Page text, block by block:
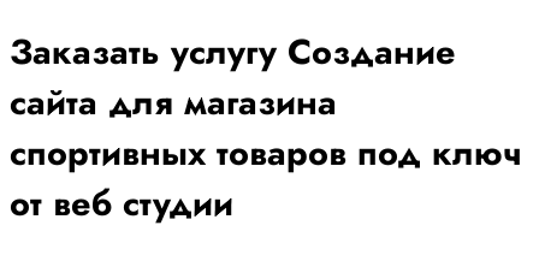
Заказать услугу Создание
сайта для магазина
спортивных товаров под ключ
от веб студии